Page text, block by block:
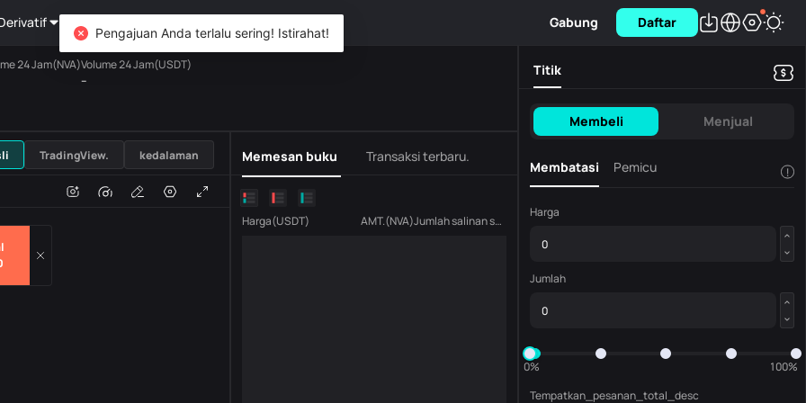
Kekayaan Gabung Daftar
24 Jam(NVA)Volume 24 Jam(USDT)
--
USDT
Volume
TradingView. kedalaman Memesan buku Transaksi terbaru.
Harga(USDT) AMT.(NVA) Jumlah salinan saat ini NVA)
Titik
Membeli Menjual
Membatasi Pemicu !
Harga
Jumlah
0%
100%
Tempatkan_pesanan_total_desc
Pengajuan Anda terlalu sering! Istirahat!